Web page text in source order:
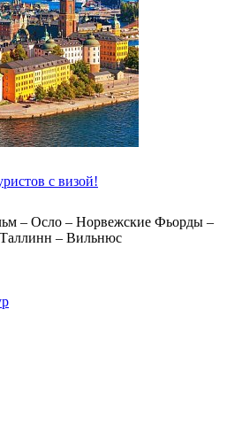
с визой!
– Осло – Норвежские Фьорды –
– Вильнюс